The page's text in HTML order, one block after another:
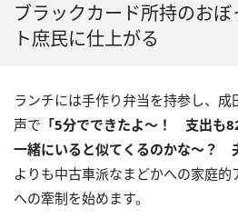
ブラックカード所持のお
ト庶民に仕上がる
ランチには手作り弁当を持参し、
声で 「5分でできたよ〜！ 支出も
一緒にいると似てくるのかな〜？
よりも中古車派なまどかへの家庭
への牽制を始めます。